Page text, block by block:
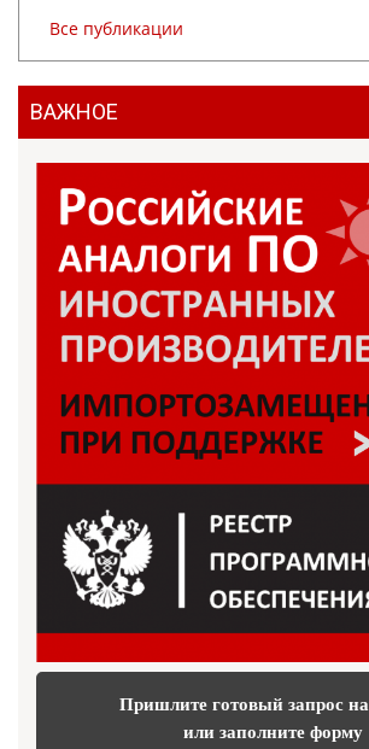
Все публикации
ВАЖНОЕ
Пришлите готовый запрос на
или заполните форму